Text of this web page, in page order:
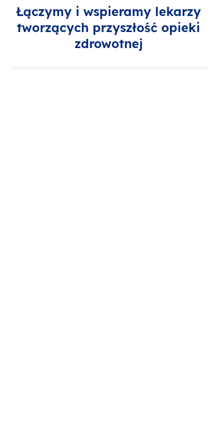
Łączymy i wspieramy lekarzy
tworzących przyszłość opieki
zdrowotnej